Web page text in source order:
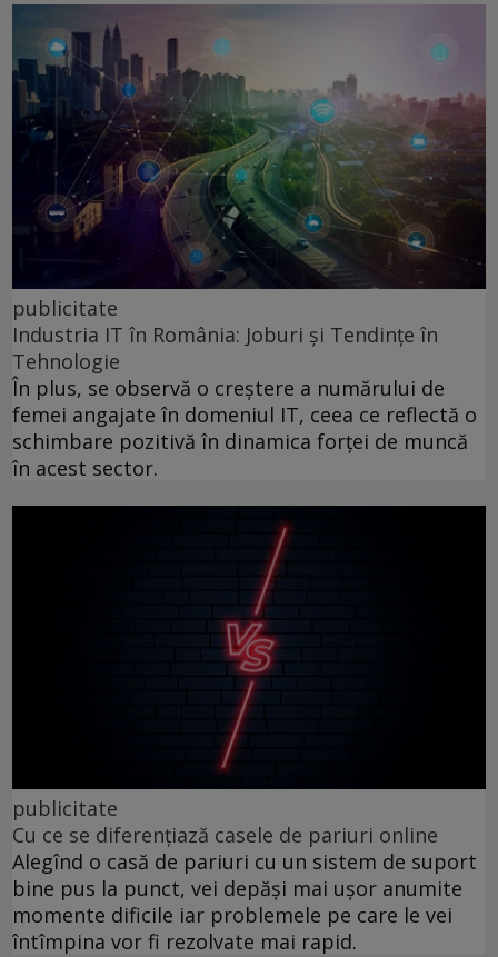
publicitate
Industria IT în România: Joburi și Tendințe în
Tehnologie
În plus, se observă o creștere a numărului de
femei angajate în domeniul IT, ceea ce reflectă o
schimbare pozitivă în dinamica forței de muncă
în acest sector.
publicitate
Cu ce se diferențiază casele de pariuri online
Alegînd o casă de pariuri cu un sistem de suport
bine pus la punct, vei depăși mai ușor anumite
momente dificile iar problemele pe care le vei
întîmpina vor fi rezolvate mai rapid.